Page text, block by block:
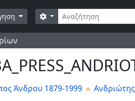
Αναζήτηση
Επιλογές αναζήτησης
Άνδρου 1879-1999 Ανδριώτης